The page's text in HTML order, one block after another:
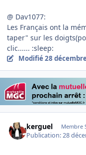
@ Dav1077:
Les Français ont la
taper" sur les
clic...... :sleep:
Modifié28
kerguel Membre
Publication:28